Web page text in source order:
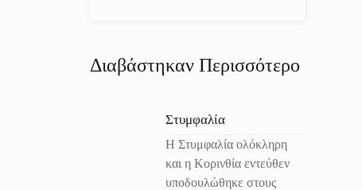
Διαβάστηκαν Περισσότερο
Στυμφαλία
Η Στυμφαλία ολόκληρη
και η Κορινθία εντεύθεν
υποδουλώθηκε στους